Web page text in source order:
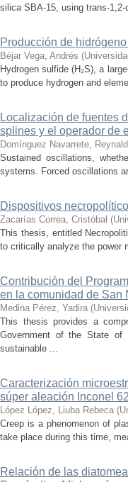
silica SBA-15, using trans-
Producción de
Béjar Vega, Andrés (
Hydrogen sulfide (H₂S), a
to produce hydrogen and
Localización de fuentes
splines y el operador de
Domínguez Navarrete,
Sustained oscillations,
systems. Forced oscillations
Dispositivos
Zacarías Correa, Cristóbal (
This thesis, entitled
to critically analyze the power
Contribución del
en la comunidad de San
Medina Pérez, Yadira (
This thesis provides a
Government of the State of
sustainable ...
Caracterización
súper aleación Inconel
López López, Liuba Rebeca (
Creep is a phenomenon of
take place during this time,
Relación de las